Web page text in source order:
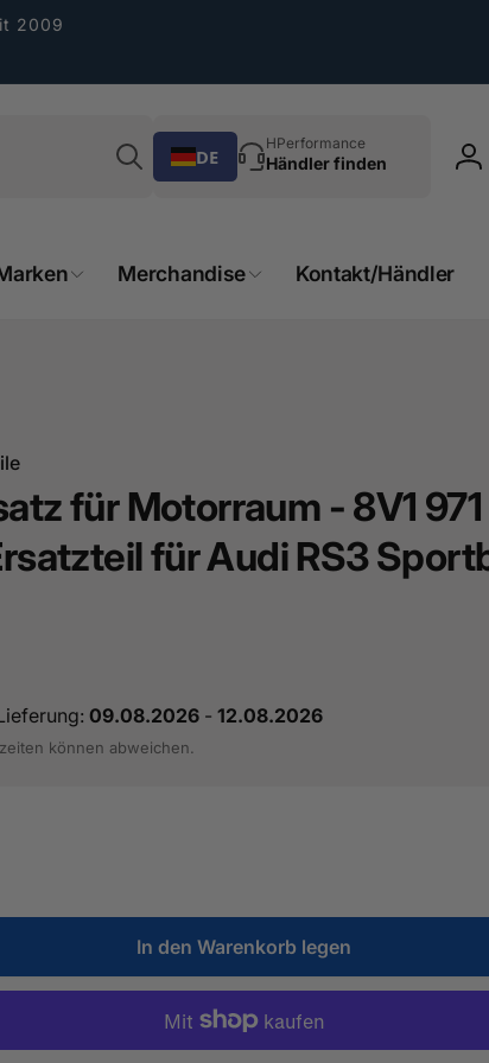
2009
Suchen
DE
HPerformance
Händler finden
Merchandise Kontakt/Händler
für Motorraum - 8V1
für Audi RS3
09.08.2026- 12.08.2026
können abweichen.
In den Warenkorb legen